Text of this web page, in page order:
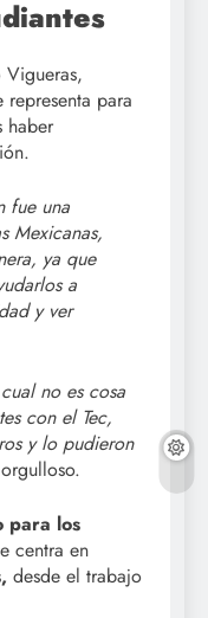
para
haber
fue una
Mexicanas,
ya que
a
y ver
no es cosa
con el Tec,
y lo pudieron
para los
centra en
desde el trabajo